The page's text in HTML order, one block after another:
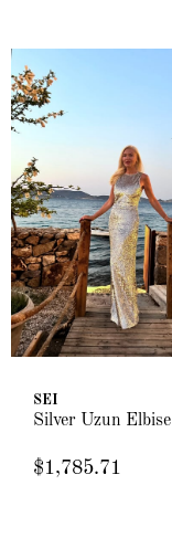
SEI
Silver Uzun Elbise
$1,785.71